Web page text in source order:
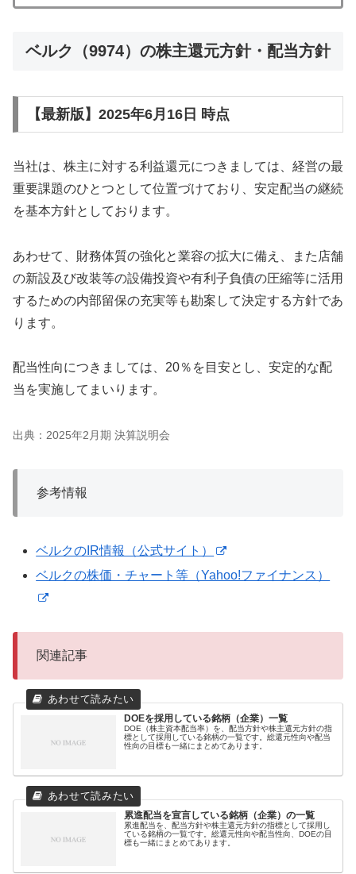
ベルク（9974）の株主還元方針・配当方針
【最新版】2025年6月16日 時点
当社は、株主に対する利益還元につきましては、経営の最
重要課題のひとつとして位置づけており、安定配当の継続
を基本方針としております。
あわせて、財務体質の強化と業容の拡大に備え、また店舗
の新設及び改装等の設備投資や有利子負債の圧縮等に活用
するための内部留保の充実等も勘案して決定する方針であ
ります。
配当性向につきましては、20％を目安とし、安定的な配
当を実施してまいります。
出典：2025年2月期 決算説明会
参考情報
ベルクのIR情報（公式サイト）
ベルクの株価・チャート等（Yahoo!ファイナンス）
関連記事
DOEを採用している銘柄（企業）一覧
DOE（株主資本配当率）を、配当方針や株主還元方針の指
標として採用している銘柄の一覧です。総還元性向や配当
性向の目標も一緒にまとめてあります。
累進配当を宣言している銘柄（企業）の一覧
累進配当を、配当方針や株主還元方針の指標として採用し
ている銘柄の一覧です。総還元性向や配当性向、DOEの目
標も一緒にまとめてあります。